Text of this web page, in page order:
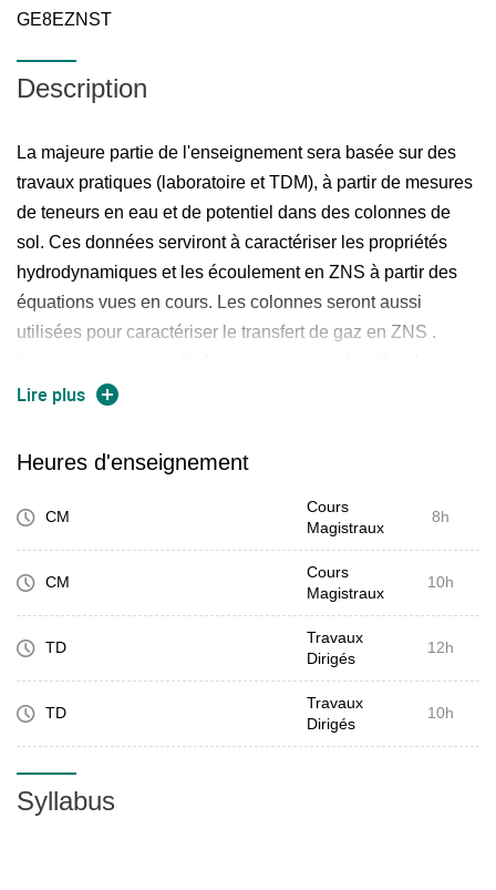
GE8EZNST
Description
La majeure partie de l'enseignement sera basée sur des
travaux pratiques (laboratoire et TDM), à partir de mesures
de teneurs en eau et de potentiel dans des colonnes de
sol. Ces données serviront à caractériser les propriétés
hydrodynamiques et les écoulement en ZNS à partir des
équations vues en cours. Les colonnes seront aussi
utilisées pour caractériser le transfert de gaz en ZNS .
cours
Compréhension des spécificités de la zone non saturée
Gestion d'un programme expérimental
Lire plus
Heures d'enseignement
CM
Cours
Magistraux
8h
CM
Cours
Magistraux
10h
TD
Travaux
Dirigés
12h
TD
Travaux
Dirigés
10h
Syllabus